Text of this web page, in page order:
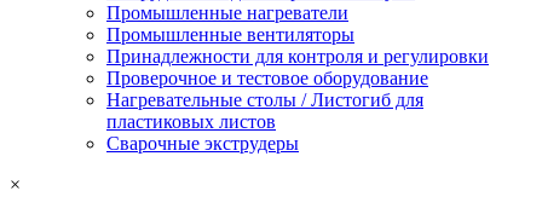
Промышленные нагреватели
Промышленные вентиляторы
Принадлежности для контроля и регулировки
Проверочное и тестовое оборудование
Нагревательные столы / Листогиб для
пластиковых листов
Сварочные экструдеры
×